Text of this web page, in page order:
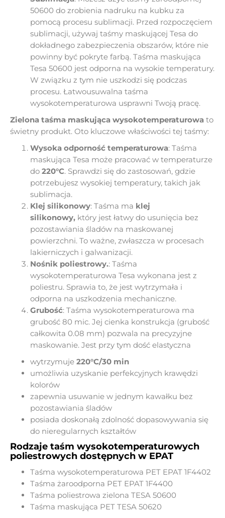
50600 do zrobienia nadruku na kubku za
pomocą procesu sublimacji. Przed rozpoczęciem
sublimacji, używaj taśmy maskującej Tesa do
dokładnego zabezpieczenia obszarów, które nie
powinny być pokryte farbą. Taśma maskująca
Tesa 50600 jest odporna na wysokie temperatury.
W związku z tym nie uszkodzi się podczas
procesu. Łatwousuwalna taśma
wysokotemperaturowa usprawni Twoją pracę.
Zielona taśma maskująca wysokotemperaturowa to
świetny produkt. Oto kluczowe właściwości tej taśmy:
Wysoka odporność temperaturowa: Taśma
maskująca Tesa może pracować w temperaturze
do 220°C. Sprawdzi się do zastosowań, gdzie
potrzebujesz wysokiej temperatury, takich jak
sublimacja.
Klej silikonowy: Taśma ma klej
silikonowy, który jest łatwy do usunięcia bez
pozostawiania śladów na maskowanej
powierzchni. To ważne, zwłaszcza w procesach
lakierniczych i galwanizacji.
Nośnik poliestrowy.: Taśma
wysokotemperaturowa Tesa wykonana jest z
poliestru. Sprawia to, że jest wytrzymała i
odporna na uszkodzenia mechaniczne.
Grubość: Taśma wysokotemperaturowa ma
grubość 80 mic. Jej cienka konstrukcja (grubość
całkowita 0.08 mm) pozwala na precyzyjne
maskowanie. Jest przy tym dość elastyczna
wytrzymuje 220°C/30 min
umożliwia uzyskanie perfekcyjnych krawędzi
kolorów
zapewnia usuwanie w jednym kawałku bez
pozostawiania śladów
posiada doskonałą zdolność dopasowywania się
do nieregularnych kształtów
Rodzaje taśm wysokotemperaturowych
poliestrowych dostępnych w EPAT
Taśma wysokotemperaturowa PET EPAT 1F4402
Taśma żaroodporna PET EPAT 1F4400
Taśma poliestrowa zielona TESA 50600
Taśma maskująca PET TESA 50620